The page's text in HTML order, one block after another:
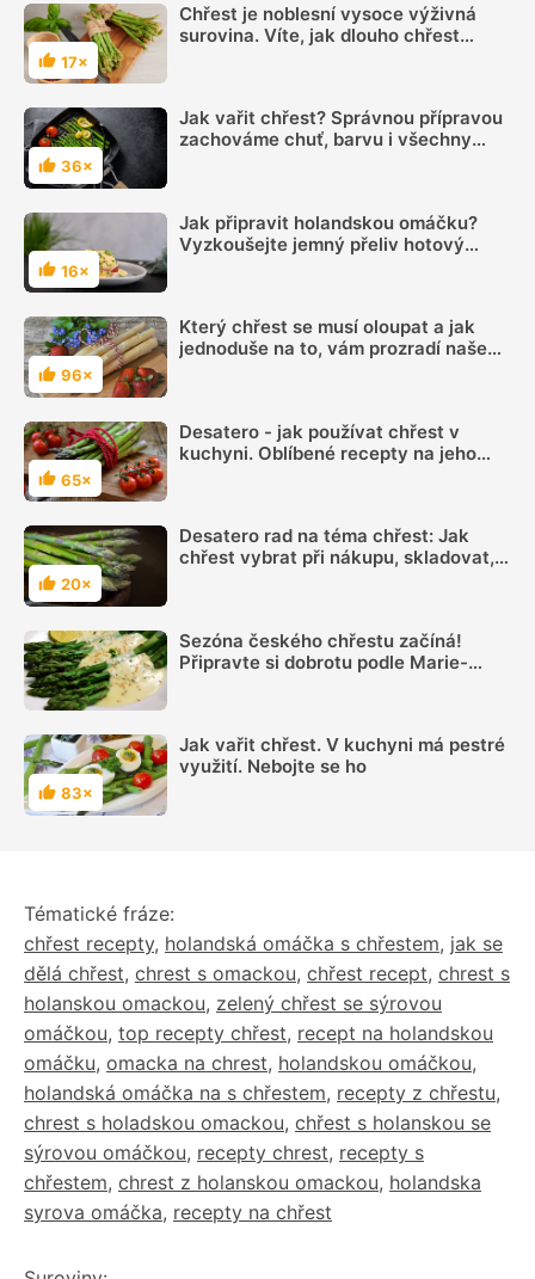
Hodnocení
17×
Chřest je noblesní vysoce výživná
surovina. Víte, jak dlouho chřest
Hodnocení
36×
Jak vařit chřest? Správnou přípravou
zachováme chuť, barvu i všechny
Hodnocení
16×
Jak připravit holandskou omáčku?
Vyzkoušejte jemný přeliv hotový
Hodnocení
96×
Který chřest se musí oloupat a jak
jednoduše na to, vám prozradí naše
Hodnocení
65×
Desatero - jak používat chřest v
kuchyni. Oblíbené recepty na jeho
Hodnocení
20×
Desatero rad na téma chřest: Jak
chřest vybrat při nákupu, skladovat,
Sezóna českého chřestu začíná!
Připravte si dobrotu podle Marie-
Hodnocení
83×
Jak vařit chřest. V kuchyni má pestré
využití. Nebojte se ho
Tématické fráze:
chřest recepty, holandská omáčka s chřestem, jak se
dělá chřest, chrest s omackou, chřest recept, chrest s
holanskou omackou, zelený chřest se sýrovou
omáčkou, top recepty chřest, recept na holandskou
omáčku, omacka na chrest, holandskou omáčkou,
holandská omáčka na s chřestem, recepty z chřestu,
chrest s holadskou omackou, chřest s holanskou se
sýrovou omáčkou, recepty chrest, recepty s
chřestem, chrest z holanskou omackou, holandska
syrova omáčka, recepty na chřest